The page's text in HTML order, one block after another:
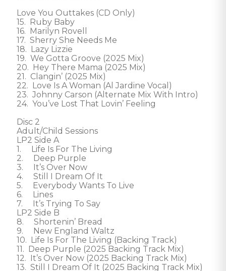
Love You Outtakes (CD Only)
15.  Ruby Baby
16.  Marilyn Rovell
17.  Sherry She Needs Me
18.  Lazy Lizzie
19.  We Gotta Groove (2025 Mix)
20.  Hey There Mama (2025 Mix)
21.  Clangin’ (2025 Mix)
22.  Love Is A Woman (Al Jardine Vocal)
23.  Johnny Carson (Alternate Mix With Intro)
24.  You’ve Lost That Lovin’ Feeling
Disc 2
Adult/Child Sessions
LP2 Side A
1.     Life Is For The Living
2.     Deep Purple
3.     It’s Over Now
4.     Still I Dream Of It
5.     Everybody Wants To Live
6.     Lines
7.     It’s Trying To Say
LP2 Side B
8.     Shortenin’ Bread
9.     New England Waltz
10.  Life Is For The Living (Backing Track)
11.  Deep Purple (2025 Backing Track Mix)
12.  It’s Over Now (2025 Backing Track Mix)
13.  Still I Dream Of It (2025 Backing Track Mix)